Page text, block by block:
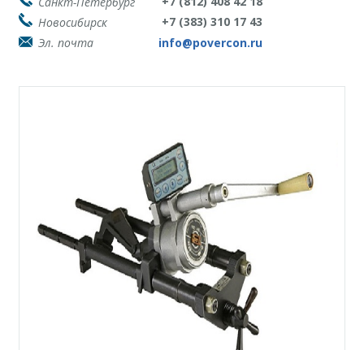
Новосибирск
+7 (383) 310 17 43
Эл. почта
info@povercon.ru